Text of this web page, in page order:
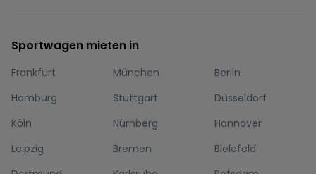
Sportwagen mieten in
Frankfurt München
Berlin
Hamburg
Stuttgart
Düsseldorf
Köln
Nürnberg
Hannover
Leipzig
Bremen
Bielefeld